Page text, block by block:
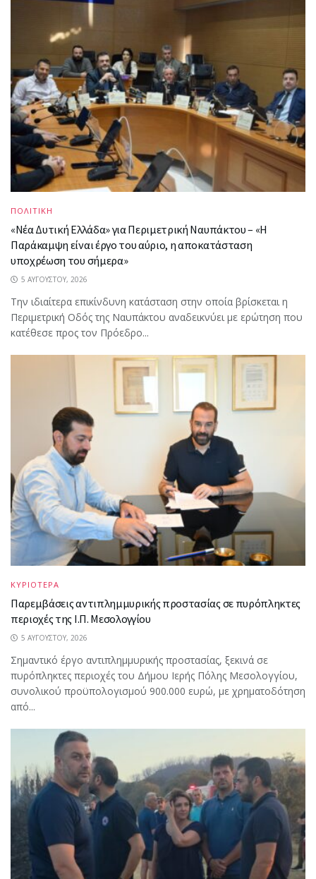
ΠΟΛΙΤΙΚΗ
«Νέα Δυτική Ελλάδα» για Περιμετρική Ναυπάκτου – «Η
Παράκαμψη είναι έργο του αύριο, η αποκατάσταση
υποχρέωση του σήμερα»
5 ΑΥΓΟΎΣΤΟΥ, 2026
Την ιδιαίτερα επικίνδυνη κατάσταση στην οποία βρίσκεται η
Περιμετρική Οδός της Ναυπάκτου αναδεικνύει με ερώτηση που
κατέθεσε προς τον Πρόεδρο...
ΚΥΡΙΟΤΕΡΑ
Παρεμβάσεις αντιπλημμυρικής προστασίας σε πυρόπληκτες
περιοχές της Ι.Π. Μεσολογγίου
5 ΑΥΓΟΎΣΤΟΥ, 2026
Σημαντικό έργο αντιπλημμυρικής προστασίας, ξεκινά σε
πυρόπληκτες περιοχές του Δήμου Ιερής Πόλης Μεσολογγίου,
συνολικού προϋπολογισμού 900.000 ευρώ, με χρηματοδότηση
από...